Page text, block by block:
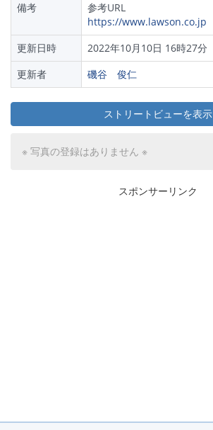
備考
参考URL
https://www.lawson.co.jp
更新日時
2022年10月10日 16時27分
更新者
磯谷 俊仁
ストリートビューを表示
※ 写真の登録はありません ※
スポンサーリンク